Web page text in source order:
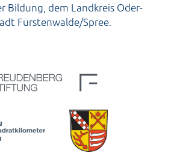
Bildung, dem Landkreis Oder-
Fürstenwalde/Spree.